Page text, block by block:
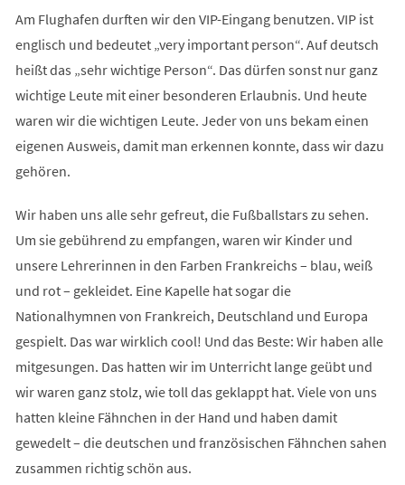
Am Flughafen durften wir den VIP-Eingang benutzen. VIP ist
englisch und bedeutet „very important person“. Auf deutsch
heißt das „sehr wichtige Person“. Das dürfen sonst nur ganz
wichtige Leute mit einer besonderen Erlaubnis. Und heute
waren wir die wichtigen Leute. Jeder von uns bekam einen
eigenen Ausweis, damit man erkennen konnte, dass wir dazu
gehören.
Wir haben uns alle sehr gefreut, die Fußballstars zu sehen.
Um sie gebührend zu empfangen, waren wir Kinder und
unsere Lehrerinnen in den Farben Frankreichs – blau, weiß
und rot – gekleidet. Eine Kapelle hat sogar die
Nationalhymnen von Frankreich, Deutschland und Europa
gespielt. Das war wirklich cool! Und das Beste: Wir haben alle
mitgesungen. Das hatten wir im Unterricht lange geübt und
wir waren ganz stolz, wie toll das geklappt hat. Viele von uns
hatten kleine Fähnchen in der Hand und haben damit
gewedelt – die deutschen und französischen Fähnchen sahen
zusammen richtig schön aus.